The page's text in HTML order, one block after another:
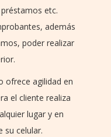
etc.
además
poder realizar
ofrece agilidad en
el cliente realiza
lugar y en
su celular.